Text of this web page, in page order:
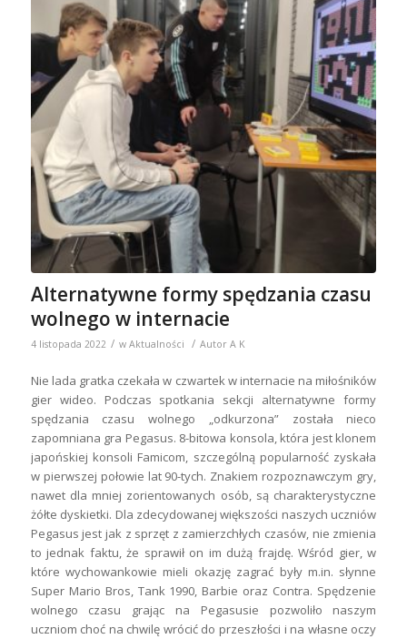
Alternatywne formy spędzania czasu
wolnego w internacie
4 listopada 2022 / w Aktualności / Autor A K
Nie lada gratka czekała w czwartek w internacie na miłośników
gier wideo. Podczas spotkania sekcji alternatywne formy
spędzania czasu wolnego „odkurzona” została nieco
zapomniana gra Pegasus. 8-bitowa konsola, która jest klonem
japońskiej konsoli Famicom, szczególną popularność zyskała
w pierwszej połowie lat 90-tych. Znakiem rozpoznawczym gry,
nawet dla mniej zorientowanych osób, są charakterystyczne
żółte dyskietki. Dla zdecydowanej większości naszych uczniów
Pegasus jest jak z sprzęt z zamierzchłych czasów, nie zmienia
to jednak faktu, że sprawił on im dużą frajdę. Wśród gier, w
które wychowankowie mieli okazję zagrać były m.in. słynne
Super Mario Bros, Tank 1990, Barbie oraz Contra. Spędzenie
wolnego czasu grając na Pegasusie pozwoliło naszym
uczniom choć na chwilę wrócić do przeszłości i na własne oczy